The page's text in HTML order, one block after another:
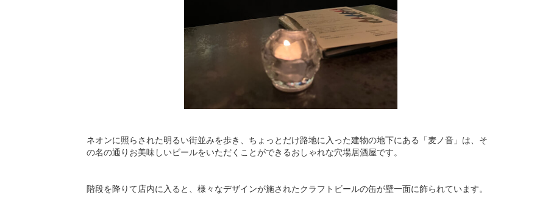
ネオンに照らされた明るい街並みを歩き、ちょっとだけ路地に入った建物の地下にある「麦ノ音」は、そ
の名の通りお美味しいビールをいただくことができるおしゃれな穴場居酒屋です。
階段を降りて店内に入ると、様々なデザインが施されたクラフトビールの缶が壁一面に飾られています。